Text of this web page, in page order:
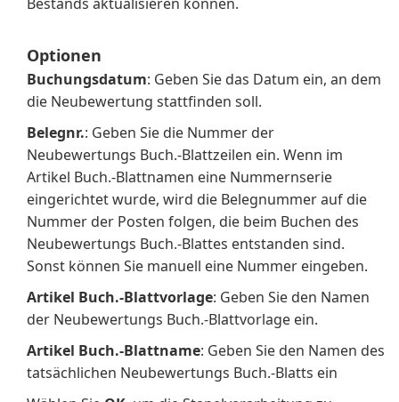
Optionen
Buchungsdatum: Geben Sie das Datum ein, an dem
die Neubewertung stattfinden soll.
Belegnr.: Geben Sie die Nummer der
Neubewertungs Buch.-Blattzeilen ein. Wenn im
Artikel Buch.-Blattnamen eine Nummernserie
eingerichtet wurde, wird die Belegnummer auf die
Nummer der Posten folgen, die beim Buchen des
Neubewertungs Buch.-Blattes entstanden sind.
Sonst können Sie manuell eine Nummer eingeben.
Artikel Buch.-Blattvorlage: Geben Sie den Namen
der Neubewertungs Buch.-Blattvorlage ein.
Artikel Buch.-Blattname: Geben Sie den Namen des
tatsächlichen Neubewertungs Buch.-Blatts ein